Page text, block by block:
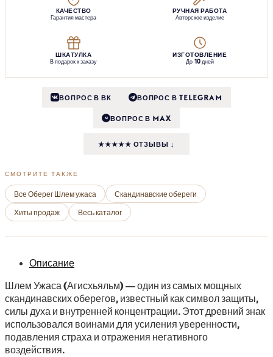
КАЧЕСТВО
Гарантия мастера
РУЧНАЯ РАБОТА
Авторское изделие
ШКАТУЛКА
В подарок к заказу
ИЗГОТОВЛЕНИЕ
До 10 дней
ВОПРОС В ВК ВОПРОС В TELEGRAM
M ВОПРОС В MAX
★★★★★ ОТЗЫВЫ ↓
СМОТРИТЕ ТАКЖЕ
Все Оберег Шлем ужаса
Скандинавские обереги
Хиты продаж
Весь каталог
Описание
Шлем Ужаса (Агисхьяльм) — один из самых мощных
скандинавских оберегов, известный как символ защиты,
силы духа и внутренней концентрации. Этот древний знак
использовался воинами для усиления уверенности,
подавления страха и отражения негативного
воздействия.